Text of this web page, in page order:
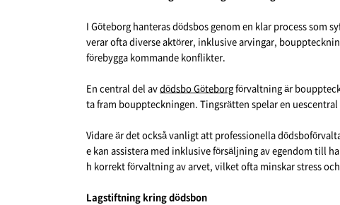
I Göteborg hanteras dödsbos genom en klar process som
verar ofta diverse aktörer, inklusive arvingar,
förebygga kommande konflikter.
En central del avdödsbo Göteborgförvaltning är
ta fram bouppteckningen. Tingsrätten spelar en
Vidare är det också vanligt att professionella
e kan assistera med inklusive försäljning av egendom till
h korrekt förvaltning av arvet, vilket ofta minskar stress
Lagstiftning kring dödsbon